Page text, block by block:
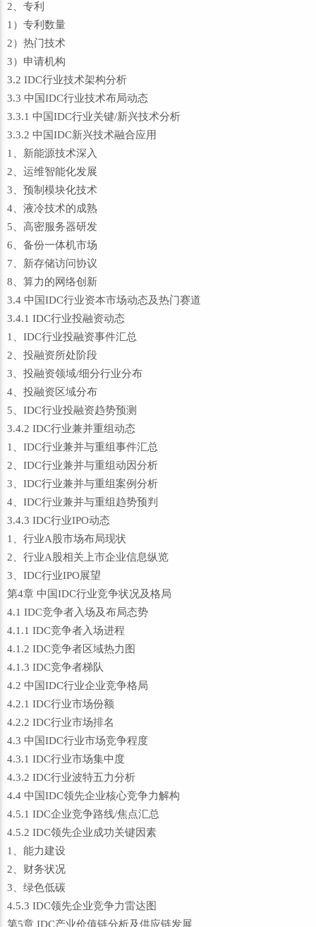
2、专利
1）专利数量
2）热门技术
3）申请机构
3.2 IDC行业技术架构分析
3.3 中国IDC行业技术布局动态
3.3.1 中国IDC行业关键/新兴技术分析
3.3.2 中国IDC新兴技术融合应用
1、新能源技术深入
2、运维智能化发展
3、预制模块化技术
4、液冷技术的成熟
5、高密服务器研发
6、备份一体机市场
7、新存储访问协议
8、算力的网络创新
3.4 中国IDC行业资本市场动态及热门赛道
3.4.1 IDC行业投融资动态
1、IDC行业投融资事件汇总
2、投融资所处阶段
3、投融资领域/细分行业分布
4、投融资区域分布
5、IDC行业投融资趋势预测
3.4.2 IDC行业兼并重组动态
1、IDC行业兼并与重组事件汇总
2、IDC行业兼并与重组动因分析
3、IDC行业兼并与重组案例分析
4、IDC行业兼并与重组趋势预判
3.4.3 IDC行业IPO动态
1、行业A股市场布局现状
2、行业A股相关上市企业信息纵览
3、IDC行业IPO展望
第4章 中国IDC行业竞争状况及格局
4.1 IDC竞争者入场及布局态势
4.1.1 IDC竞争者入场进程
4.1.2 IDC竞争者区域热力图
4.1.3 IDC竞争者梯队
4.2 中国IDC行业企业竞争格局
4.2.1 IDC行业市场份额
4.2.2 IDC行业市场排名
4.3 中国IDC行业市场竞争程度
4.3.1 IDC行业市场集中度
4.3.2 IDC行业波特五力分析
4.4 中国IDC领先企业核心竞争力解构
4.5.1 IDC企业竞争路线/焦点汇总
4.5.2 IDC领先企业成功关键因素
1、能力建设
2、财务状况
3、绿色低碳
4.5.3 IDC领先企业竞争力雷达图
第5章 IDC产业价值链分析及供应链发展